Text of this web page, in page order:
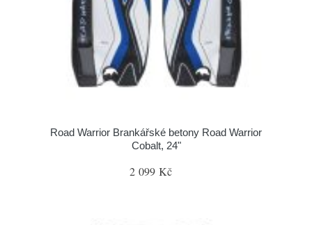
Road Warrior Brankářské betony Road Warrior
Cobalt, 24"
2 099 Kč